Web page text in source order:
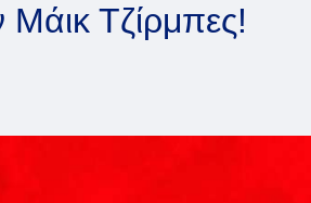
Τζίρμπες!